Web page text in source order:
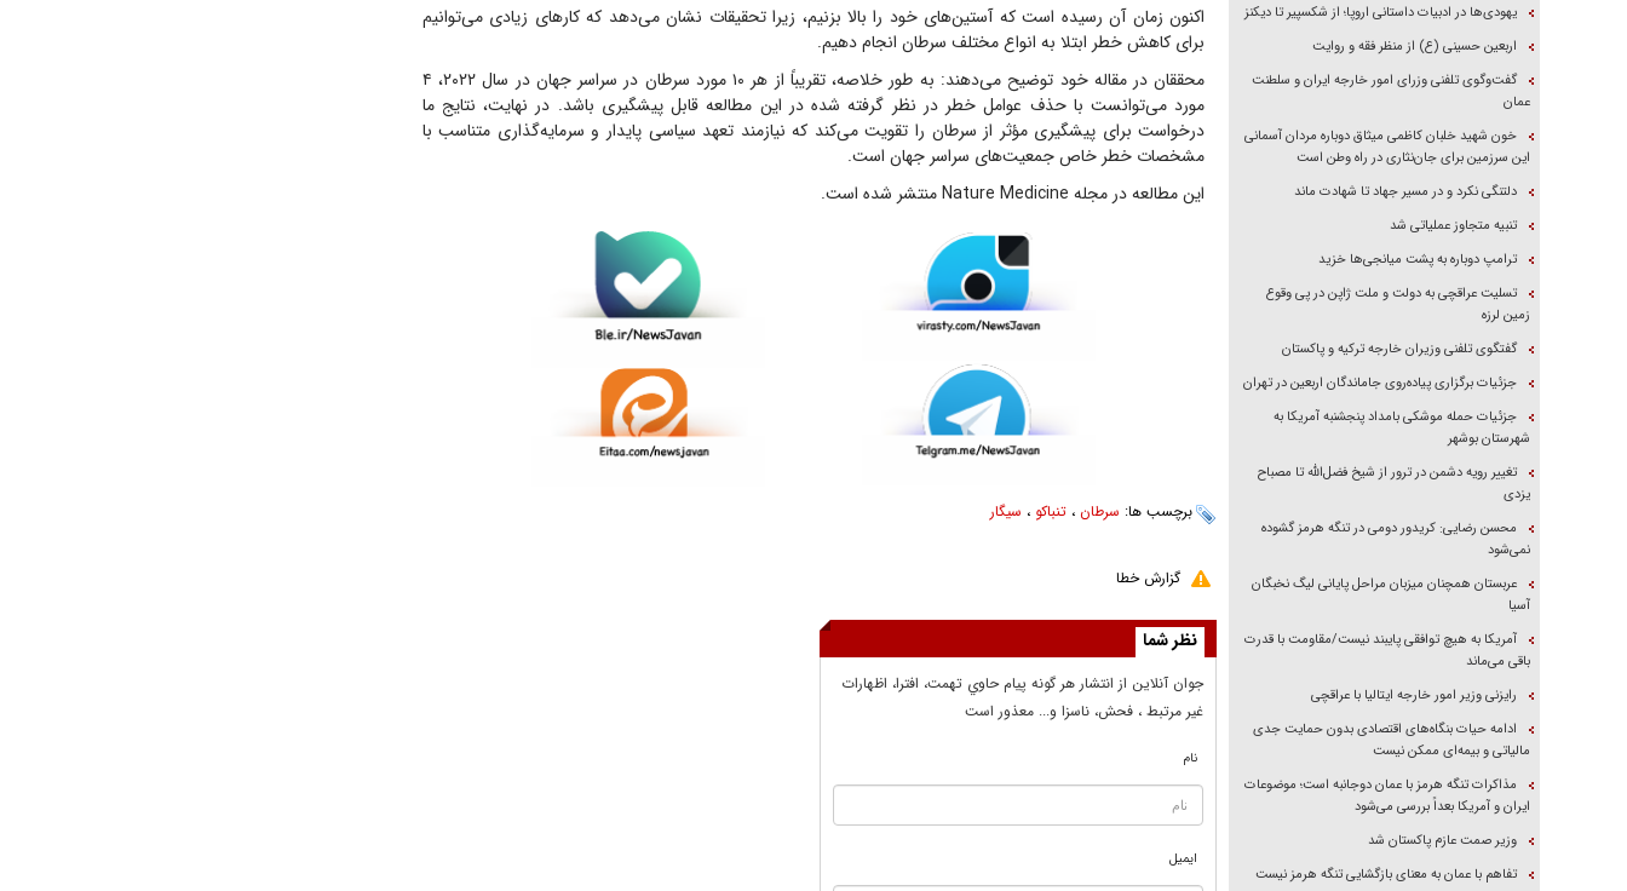
اکنون زمان آن رسیده است که آستین‌های خود را بالا بزنیم، زیرا تحقیقات نشان می‌دهد که کار‌های زیادی می‌توانیم
برای کاهش خطر ابتلا به انواع مختلف سرطان انجام دهیم.
محققان در مقاله خود توضیح می‌دهند: به طور خلاصه، تقریباً از هر ۱۰ مورد سرطان در سراسر جهان در سال ۲۰۲۲، ۴
مورد می‌توانست با حذف عوامل خطر در نظر گرفته شده در این مطالعه قابل پیشگیری باشد. در نهایت، نتایج ما
درخواست برای پیشگیری مؤثر از سرطان را تقویت می‌کند که نیازمند تعهد سیاسی پایدار و سرمایه‌گذاری متناسب با
مشخصات خطر خاص جمعیت‌های سراسر جهان است.
این مطالعه در مجله Nature Medicine منتشر شده است.
برچسب ها: سرطان ، تنباکو ، سیگار
گزارش خطا
نظر شما
جوان آنلاين از انتشار هر گونه پيام حاوي تهمت، افترا، اظهارات
غير مرتبط ، فحش، ناسزا و... معذور است
نام
ایمیل
یهودی‌ها در ادبیات داستانی اروپا؛ از شکسپیر تا دیکنز
اربعین حسینی (ع) از منظر فقه و روایت
گفت‌وگوی تلفنی وزرای امور خارجه ایران و سلطنت
عمان
خون شهید خلبان کاظمی میثاق دوباره مردان آسمانی
این سرزمین برای جان‌نثاری در راه وطن است
دلتنگی نکرد و در مسیر جهاد تا شهادت ماند
تنبیه متجاوز عملیاتی شد
ترامپ دوباره به پشت میانجی‌ها خزید
تسلیت عراقچی به دولت و ملت ژاپن در پی وقوع
زمین لرزه
گفتگوی تلفنی وزیران خارجه ترکیه و پاکستان
جزئیات برگزاری پیاده‌روی جاماندگان اربعین در تهران
جزئیات حمله موشکی بامداد پنجشنبه آمریکا به
شهرستان بوشهر
تغییر رویه دشمن در ترور از شیخ فضل‌الله تا مصباح
یزدی
محسن رضایی: کریدور دومی در تنگه هرمز گشوده
نمی‌شود
عربستان همچنان میزبان مراحل پایانی لیگ نخبگان
آسیا
آمریکا به هیچ توافقی پایبند نیست/مقاومت با قدرت
باقی می‌ماند
رایزنی وزیر امور خارجه ایتالیا با عراقچی
ادامه حیات بنگاه‌های اقتصادی بدون حمایت جدی
مالیاتی و بیمه‌ای ممکن نیست
مذاکرات تنگه هرمز با عمان دوجانبه است؛ موضوعات
ایران و آمریکا بعداً بررسی می‌شود
وزیر صمت عازم پاکستان شد
تفاهم با عمان به معنای بازگشایی تنگه هرمز نیست